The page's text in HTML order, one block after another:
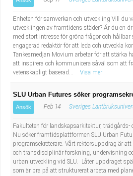
Enheten för samverkan och utveckling Vill du
utvecklingen av framtidens städer? Är du en
med stort intresse för gröna frågor och hållbar
engagerad redaktör för att leda och utveckla
Tankesmedjan Movium arbetar för att stärka
att inspirera och kommunicera såväl som att
vetenskapligt baserad...
Visa mer
SLU Urban Futures söker
Ansök Feb 14 Sveriges
Fakulteten för landskapsarkitektur, trädgårds-
Nu söker framtidsplattformen SLU Urban
programsekreterare. Vårt rektorsuppdrag är
och transdisciplinär forskning, undervisning
urban utveckling vid SLU. Låter uppdraget
som är bra på att strukturerat arbeta med